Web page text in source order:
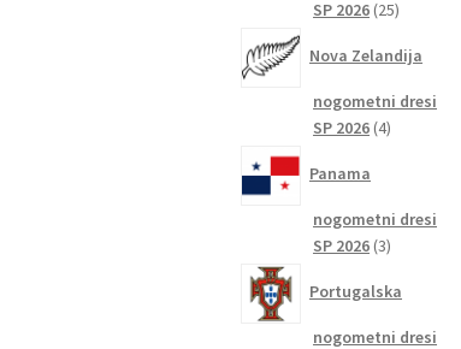
SP 2026 2525
Nova Zelandija
nogometni dresi
SP 2026 44
Panama
nogometni dresi
SP 2026 33
Portugalska
nogometni dresi